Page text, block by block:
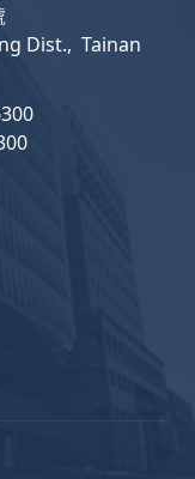
Dist.,  Tainan